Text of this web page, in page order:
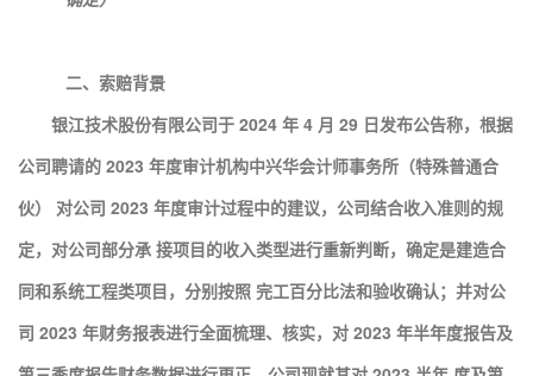
二、索赔背景
银江技术股份有限公司于 2024 年 4 月 29 日发布公告称，根据
公司聘请的 2023 年度审计机构中兴华会计师事务所（特殊普通合
伙） 对公司 2023 年度审计过程中的建议，公司结合收入准则的规
定，对公司部分承 接项目的收入类型进行重新判断，确定是建造合
同和系统工程类项目，分别按照 完工百分比法和验收确认；并对公
司 2023 年财务报表进行全面梳理、核实，对 2023 年半年度报告及